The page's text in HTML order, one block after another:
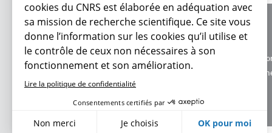
Charte
Données
cookies du CNRS est élaborée en adéquation avec
sa mission de recherche scientifique. Ce site vous
donne l’information sur les cookies qu’il utilise et
le contrôle de ceux non nécessaires à son
fonctionnement et son amélioration.
Lire la politique de confidentialité
Consentements certifiés par
Non merci Je choisis OK pour moi